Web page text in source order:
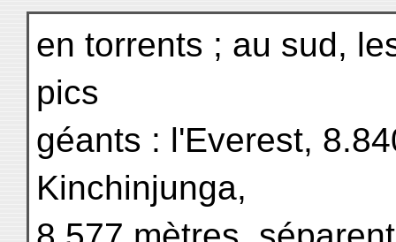
en torrents ; au sud,
pics
géants : l'Everest,
Kinchinjunga,